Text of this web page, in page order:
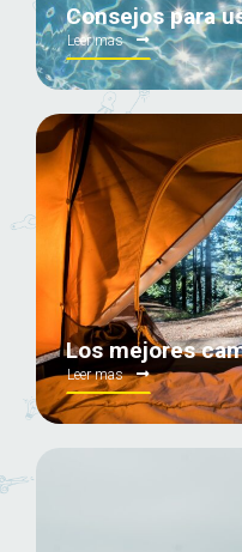
Consejos para
Leer mas
Los mejores
Leer mas